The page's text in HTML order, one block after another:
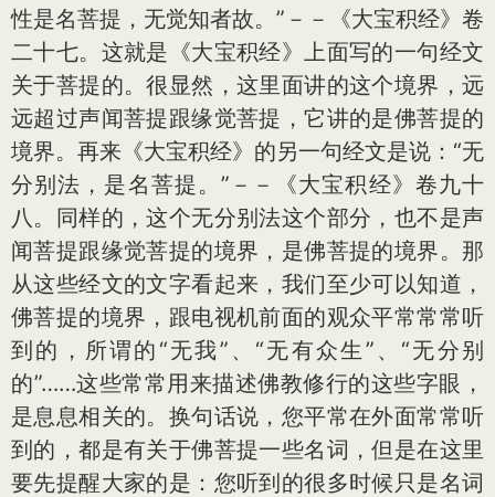
性是名菩提，无觉知者故。”－－《大宝积经》卷
二十七。这就是《大宝积经》上面写的一句经文
关于菩提的。很显然，这里面讲的这个境界，远
远超过声闻菩提跟缘觉菩提，它讲的是佛菩提的
境界。再来《大宝积经》的另一句经文是说：“无
分别法，是名菩提。”－－《大宝积经》卷九十
八。同样的，这个无分别法这个部分，也不是声
闻菩提跟缘觉菩提的境界，是佛菩提的境界。那
从这些经文的文字看起来，我们至少可以知道，
佛菩提的境界，跟电视机前面的观众平常常常听
到的，所谓的“无我”、“无有众生”、“无分别
的”……这些常常用来描述佛教修行的这些字眼，
是息息相关的。换句话说，您平常在外面常常听
到的，都是有关于佛菩提一些名词，但是在这里
要先提醒大家的是：您听到的很多时候只是名词